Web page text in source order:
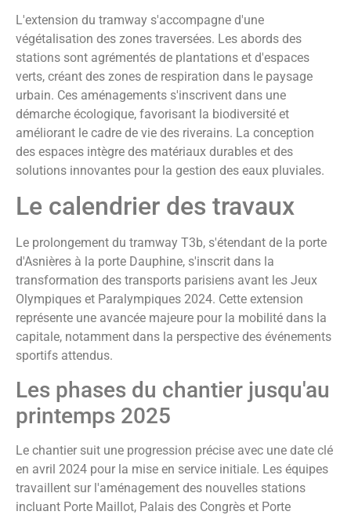
L'extension du tramway s'accompagne d'une
végétalisation des zones traversées. Les abords des
stations sont agrémentés de plantations et d'espaces
verts, créant des zones de respiration dans le paysage
urbain. Ces aménagements s'inscrivent dans une
démarche écologique, favorisant la biodiversité et
améliorant le cadre de vie des riverains. La conception
des espaces intègre des matériaux durables et des
solutions innovantes pour la gestion des eaux pluviales.
Le calendrier des travaux
Le prolongement du tramway T3b, s'étendant de la porte
d'Asnières à la porte Dauphine, s'inscrit dans la
transformation des transports parisiens avant les Jeux
Olympiques et Paralympiques 2024. Cette extension
représente une avancée majeure pour la mobilité dans la
capitale, notamment dans la perspective des événements
sportifs attendus.
Les phases du chantier jusqu'au
printemps 2025
Le chantier suit une progression précise avec une date clé
en avril 2024 pour la mise en service initiale. Les équipes
travaillent sur l'aménagement des nouvelles stations
incluant Porte Maillot, Palais des Congrès et Porte